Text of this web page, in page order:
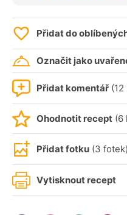
Přidat do
Označit jako
Přidat komentář
Ohodnotit recept (6
Přidat fotku (3 fotek)
Vytisknout recept